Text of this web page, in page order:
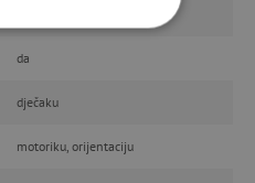
da
dječaku
motoriku, orijentaciju
KOLAČIĆI